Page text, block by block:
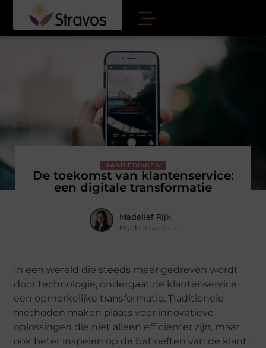
AANBIEDINGEN
De toekomst van klantenservice:
een digitale transformatie
Madelief Rijk
Hoofdredacteur
In een wereld die steeds meer gedreven wordt
door technologie, ondergaat de klantenservice
een opmerkelijke transformatie. Traditionele
methoden maken plaats voor innovatieve
oplossingen die niet alleen efficiënter zijn, maar
ook beter inspelen op de behoeften van de klant.